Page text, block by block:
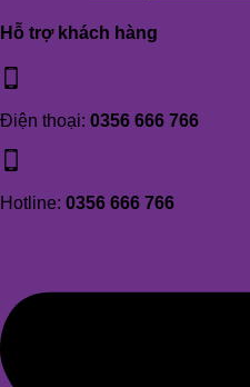
Hỗ trợ khách hàng
Điện thoại: 0356 666 766
Hotline: 0356 666 766